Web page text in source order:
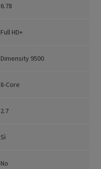
6.78
Full HD+
Dimensity 9500
8-Core
2.7
Sì
No